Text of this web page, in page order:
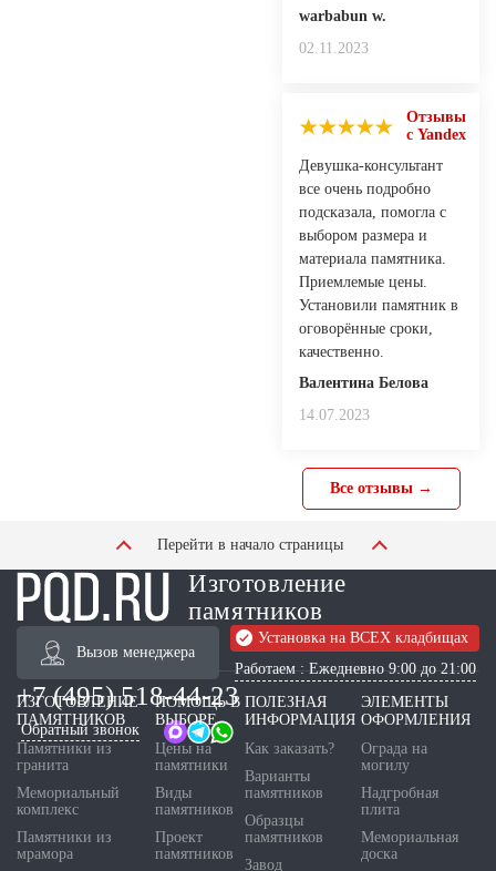
warbabun w.
02.11.2023
Отзывы
с Yandex
Девушка-консультант
все очень подробно
подсказала, помогла с
выбором размера и
материала памятника.
Приемлемые цены.
Установили памятник в
оговорённые сроки,
качественно.
Валентина Белова
14.07.2023
Все отзывы →
Перейти в начало страницы
Изготовление
памятников
Вызов менеджера
Установка на ВСЕХ кладбищах
Работаем : Ежедневно 9:00 до 21:00
+7 (495) 518-44-23
Обратный звонок
ИЗГОТОВЛЕНИЕ
ПАМЯТНИКОВ
Памятники из
гранита
Мемориальный
комплекс
Памятники из
мрамора
ПОМОЩЬ В
ВЫБОРЕ
Цены на
памятники
Виды
памятников
Проект
памятников
ПОЛЕЗНАЯ
ИНФОРМАЦИЯ
Как заказать?
Варианты
памятников
Образцы
памятников
Завод
ЭЛЕМЕНТЫ
ОФОРМЛЕНИЯ
Ограда на
могилу
Надгробная
плита
Мемориальная
доска